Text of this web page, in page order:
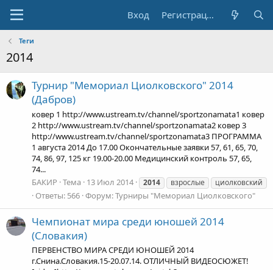
Вход Регистрация
Теги
2014
Турнир "Мемориал Циолковского" 2014
(Дабров)
ковер 1 http://www.ustream.tv/channel/sportzonamata1 ковер
2 http://www.ustream.tv/channel/sportzonamata2 ковер 3
http://www.ustream.tv/channel/sportzonamata3 ПРОГРАММА
1 августа 2014 До 17.00 Окончательные заявки 57, 61, 65, 70,
74, 86, 97, 125 кг 19.00-20.00 Медицинский контроль 57, 65,
74...
БАКИР Тема 13 Июл 2014 2014 взрослые циолковский
Ответы: 566 Форум:Турниры "Мемориал Циолковского"
Чемпионат мира среди юношей 2014
(Словакия)
ПЕРВЕНСТВО МИРА СРЕДИ ЮНОШЕЙ 2014
г.Снина.Словакия.15-20.07.14. ОТЛИЧНЫЙ ВИДЕОСЮЖЕТ!